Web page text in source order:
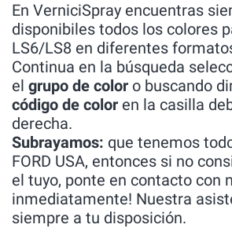
En VerniciSpray encuentras
disponibiles todos los colores
LS6/LS8 en diferentes
Continua en la búsqueda
el grupo de color o buscando
código de color en la casilla
derecha.
Subrayamos: que tenemos
FORD USA, entonces si no
el tuyo, ponte en contacto con
inmediatamente! Nuestra
siempre a tu disposición.